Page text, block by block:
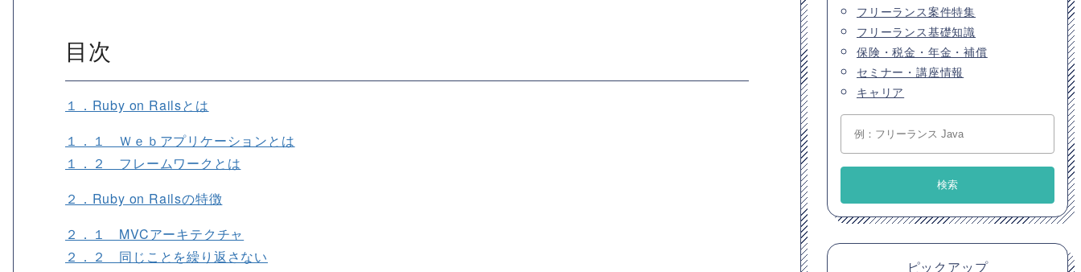
目次
１．Ruby on Railsとは
１．１ Ｗｅｂアプリケーションとは
１．２ フレームワークとは
２．Ruby on Railsの特徴
２．１ MVCアーキテクチャ
２．２ 同じことを繰り返さない
フリーランス案件特集
フリーランス基礎知識
保険・税金・年金・補償
セミナー・講座情報
キャリア
ピックアップ